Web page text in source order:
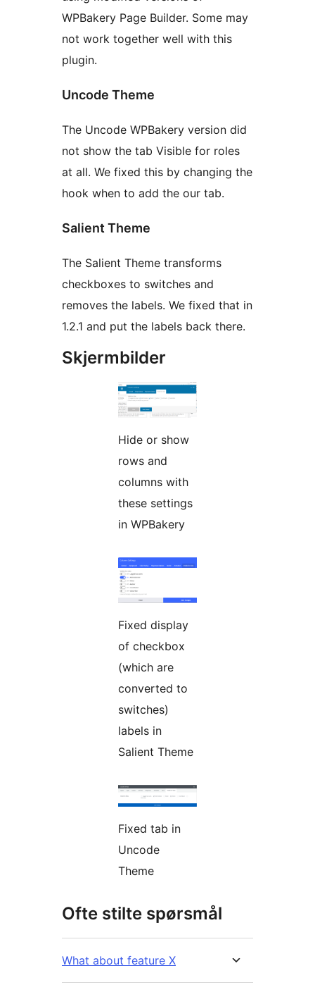
WPBakery Page Builder. Some may
not work together well with this
plugin.
Uncode Theme
The Uncode WPBakery version did
not show the tab Visible for roles
at all. We fixed this by changing the
hook when to add the our tab.
Salient Theme
The Salient Theme transforms
checkboxes to switches and
removes the labels. We fixed that in
1.2.1 and put the labels back there.
Skjermbilder
Hide or show
rows and
columns with
these settings
in WPBakery
Fixed display
of checkbox
(which are
converted to
switches)
labels in
Salient Theme
Fixed tab in
Uncode
Theme
Ofte stilte spørsmål
What about feature X